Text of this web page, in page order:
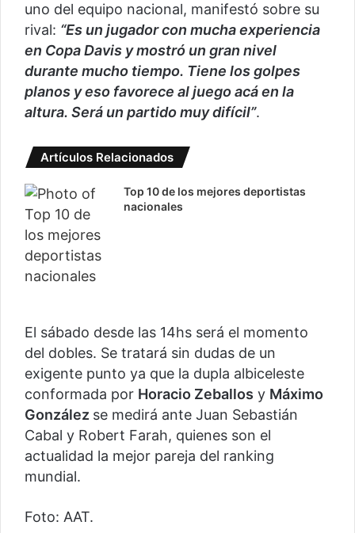
uno del equipo nacional, manifestó sobre su
rival: “Es un jugador con mucha experiencia
en Copa Davis y mostró un gran nivel
durante mucho tiempo. Tiene los golpes
planos y eso favorece al juego acá en la
altura. Será un partido muy difícil”.
Artículos Relacionados
Top 10 de los mejores deportistas
nacionales
El sábado desde las 14hs será el momento
del dobles. Se tratará sin dudas de un
exigente punto ya que la dupla albiceleste
conformada por Horacio Zeballos y Máximo
González se medirá ante Juan Sebastián
Cabal y Robert Farah, quienes son el
actualidad la mejor pareja del ranking
mundial.
Foto: AAT.